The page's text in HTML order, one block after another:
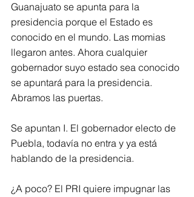
Guanajuato se apunta para la
presidencia porque el Estado es
conocido en el mundo. Las momias
llegaron antes. Ahora cualquier
gobernador suyo estado sea conocido
se apuntará para la presidencia.
Abramos las puertas.
Se apuntan I. El gobernador electo de
Puebla, todavía no entra y ya está
hablando de la presidencia.
¿A poco? El PRI quiere impugnar las